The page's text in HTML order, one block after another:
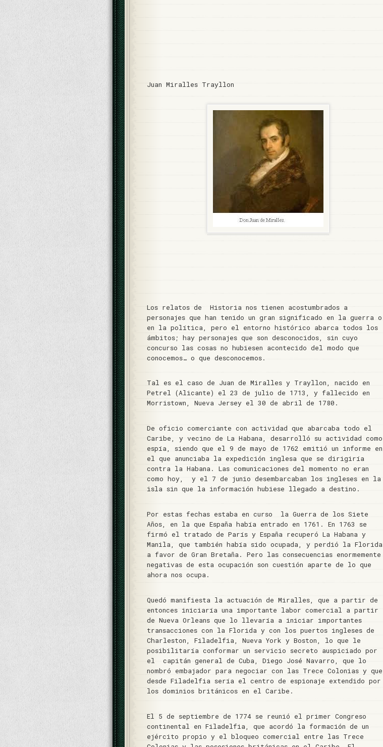
Juan Miralles Trayllon
Los relatos de Historia nos tienen acostumbrados a
personajes que han tenido un gran significado en la guerra o
en la política, pero el entorno histórico abarca todos los
ámbitos; hay personajes que son desconocidos, sin cuyo
concurso las cosas no hubiesen acontecido del modo que
conocemos… o que desconocemos.
Tal es el caso de Juan de Miralles y Trayllon, nacido en
Petrel (Alicante) el 23 de julio de 1713, y fallecido en
Morristown, Nueva Jersey el 30 de abril de 1780.
De oficio comerciante con actividad que abarcaba todo el
Caribe, y vecino de La Habana, desarrolló su actividad como
espía, siendo que el 9 de mayo de 1762 emitió un informe en
el que anunciaba la expedición inglesa que se dirigiría
contra la Habana. Las comunicaciones del momento no eran
como hoy, y el 7 de junio desembarcaban los ingleses en la
isla sin que la información hubiese llegado a destino.
Por estas fechas estaba en curso la Guerra de los Siete
Años, en la que España había entrado en 1761. En 1763 se
firmó el tratado de París y España recuperó La Habana y
Manila, que también había sido ocupada, y perdió la Florida
a favor de Gran Bretaña. Pero las consecuencias enormemente
negativas de esta ocupación son cuestión aparte de lo que
ahora nos ocupa.
Quedó manifiesta la actuación de Miralles, que a partir de
entonces iniciaría una importante labor comercial a partir
de Nueva Orleans que lo llevaría a iniciar importantes
transacciones con la Florida y con los puertos ingleses de
Charleston, Filadelfia, Nueva York y Boston, lo que le
posibilitaría conformar un servicio secreto auspiciado por
el capitán general de Cuba, Diego José Navarro, que lo
nombró embajador para negociar con las Trece Colonias y que
desde Filadelfia sería el centro de espionaje extendido por
los dominios británicos en el Caribe.
El 5 de septiembre de 1774 se reunió el primer Congreso
continental en Filadelfia, que acordó la formación de un
ejército propio y el bloqueo comercial entre las Trece